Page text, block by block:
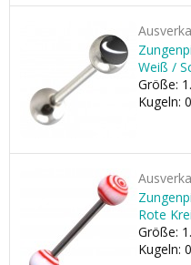
Weiß /
Größe:
Kugeln:
Rote
Größe:
Kugeln: